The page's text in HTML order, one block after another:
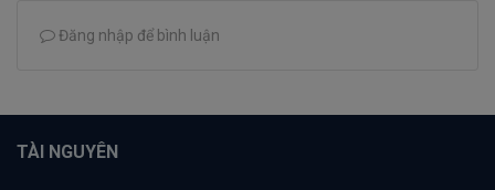
Đăng nhập để bình luận
TÀI NGUYÊN